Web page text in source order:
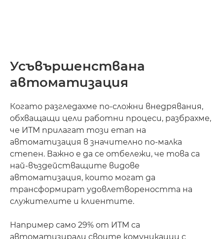
Усъвършенствана
автоматизация
Когато разгледахме по-сложни внедрявания,
обхващащи цели работни процеси, разбрахме,
че ИТМ прилагат този етап на
автоматизация в значително по-малка
степен. Важно е да се отбележи, че това са
най-въздействащите видове
автоматизация, които могат да
трансформират удовлетвореността на
служителите и клиентите.
Например само 29% от ИТМ са
автоматизирали своите комуникации с